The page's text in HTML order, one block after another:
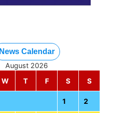
News Calendar
August 2026
W T F S S
1 2